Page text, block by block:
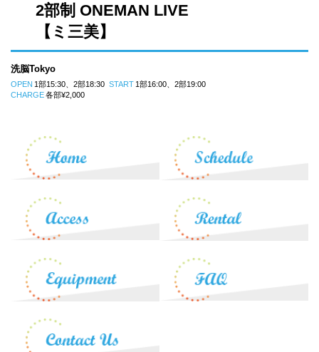
2部制 ONEMAN LIVE
【ミ三美】
洗脳Tokyo
OPEN 1部15:30、2部18:30 START 1部16:00、2部19:00
CHARGE各部¥2,000